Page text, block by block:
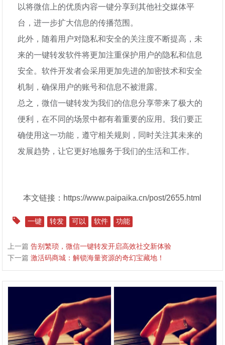
以将微信上的优质内容一键分享到其他社交媒体平
台，进一步扩大信息的传播范围。
此外，随着用户对隐私和安全的关注度不断提高，未
来的一键转发软件将更加注重保护用户的隐私和信息
安全。软件开发者会采用更加先进的加密技术和安全
机制，确保用户的账号和信息不被泄露。
总之，微信一键转发为我们的信息分享带来了极大的
便利，在不同的场景中都有着重要的应用。我们要正
确使用这一功能，遵守相关规则，同时关注其未来的
发展趋势，让它更好地服务于我们的生活和工作。
本文链接：https://www.paipaika.cn/post/2655.html
一键 转发 可以 软件 功能
上一篇告别繁琐，微信一键转发开启高效社交新体验
下一篇激活码商城：解锁海量资源的奇幻宝藏地！